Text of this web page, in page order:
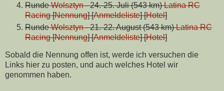
RundeWolsztyn- 24.-25. Juli (543 km)Latina RC
Racing[Nennung] [Anmeldeliste] [Hotel]
RundeWolsztyn - 21.-22. August (543 km)Latina RC
Racing[Nennung] [Anmeldeliste] [Hotel]
Sobald die Nennung offen ist, werde ich versuchen die
Links hier zu posten, und auch welches Hotel wir
genommen haben.